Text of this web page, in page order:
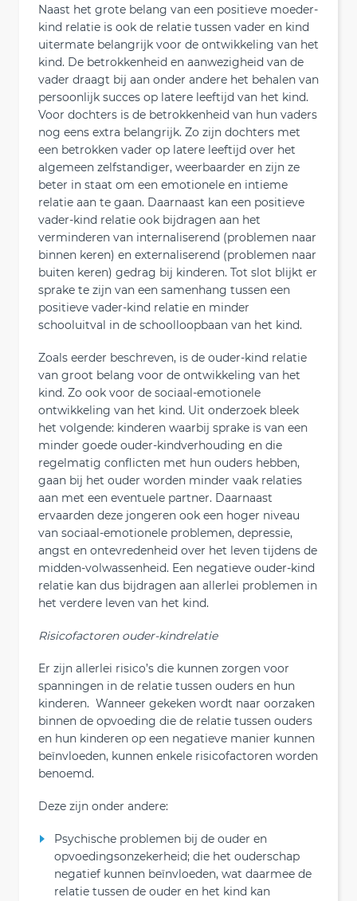
Naast het grote belang van een positieve moeder-
kind relatie is ook de relatie tussen vader en kind
uitermate belangrijk voor de ontwikkeling van het
kind. De betrokkenheid en aanwezigheid van de
vader draagt bij aan onder andere het behalen van
persoonlijk succes op latere leeftijd van het kind.
Voor dochters is de betrokkenheid van hun vaders
nog eens extra belangrijk. Zo zijn dochters met
een betrokken vader op latere leeftijd over het
algemeen zelfstandiger, weerbaarder en zijn ze
beter in staat om een emotionele en intieme
relatie aan te gaan. Daarnaast kan een positieve
vader-kind relatie ook bijdragen aan het
verminderen van internaliserend (problemen naar
binnen keren) en externaliserend (problemen naar
buiten keren) gedrag bij kinderen. Tot slot blijkt er
sprake te zijn van een samenhang tussen een
positieve vader-kind relatie en minder
schooluitval in de schoolloopbaan van het kind.
Zoals eerder beschreven, is de ouder-kind relatie
van groot belang voor de ontwikkeling van het
kind. Zo ook voor de sociaal-emotionele
ontwikkeling van het kind. Uit onderzoek bleek
het volgende: kinderen waarbij sprake is van een
minder goede ouder-kindverhouding en die
regelmatig conflicten met hun ouders hebben,
gaan bij het ouder worden minder vaak relaties
aan met een eventuele partner. Daarnaast
ervaarden deze jongeren ook een hoger niveau
van sociaal-emotionele problemen, depressie,
angst en ontevredenheid over het leven tijdens de
midden-volwassenheid. Een negatieve ouder-kind
relatie kan dus bijdragen aan allerlei problemen in
het verdere leven van het kind.
Risicofactoren ouder-kindrelatie
Er zijn allerlei risico’s die kunnen zorgen voor
spanningen in de relatie tussen ouders en hun
kinderen. Wanneer gekeken wordt naar oorzaken
binnen de opvoeding die de relatie tussen ouders
en hun kinderen op een negatieve manier kunnen
beïnvloeden, kunnen enkele risicofactoren worden
benoemd.
Deze zijn onder andere:
Psychische problemen bij de ouder en
opvoedingsonzekerheid; die het ouderschap
negatief kunnen beïnvloeden, wat daarmee de
relatie tussen de ouder en het kind kan